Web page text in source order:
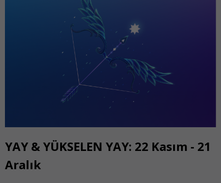
YAY & YÜKSELEN YAY: 22 Kasım - 21
Aralık